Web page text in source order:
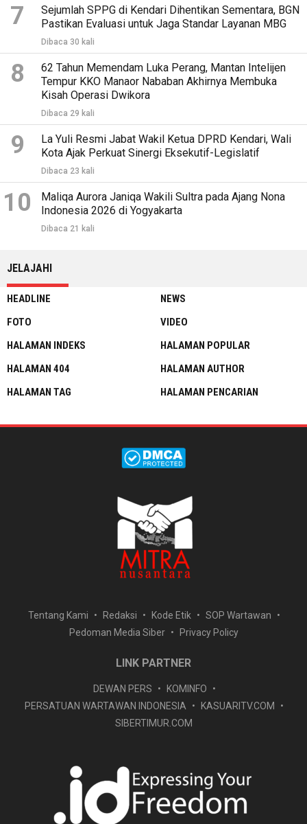
7
Sejumlah SPPG di Kendari Dihentikan Sementara, BGN
Pastikan Evaluasi untuk Jaga Standar Layanan MBG
Dibaca 30 kali
8
62 Tahun Memendam Luka Perang, Mantan Intelijen
Tempur KKO Manaor Nababan Akhirnya Membuka
Kisah Operasi Dwikora
Dibaca 29 kali
9
La Yuli Resmi Jabat Wakil Ketua DPRD Kendari, Wali
Kota Ajak Perkuat Sinergi Eksekutif-Legislatif
Dibaca 23 kali
10
Maliqa Aurora Janiqa Wakili Sultra pada Ajang Nona
Indonesia 2026 di Yogyakarta
Dibaca 21 kali
JELAJAHI
HEADLINE
NEWS
FOTO
VIDEO
HALAMAN INDEKS
HALAMAN POPULAR
HALAMAN 404
HALAMAN AUTHOR
HALAMAN TAG
HALAMAN PENCARIAN
Tentang Kami Redaksi Kode Etik
SOP Wartawan
Pedoman Media Siber
Privacy Policy
LINK PARTNER
DEWAN PERS
KOMINFO
PERSATUAN WARTAWAN INDONESIA
KASUARITV.COM
SIBERTIMUR.COM